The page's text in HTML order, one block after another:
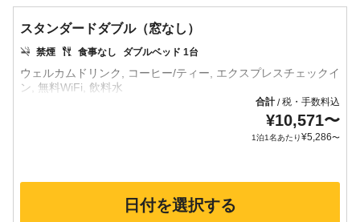
スタンダードダブル（窓なし）
禁煙 食事なし ダブルベッド 1台
ウェルカムドリンク, コーヒー/ティー, エクスプレスチェックイ
合計/税・手数料込
¥10,571〜
1泊1名あたり¥5,286〜
日付を選択する